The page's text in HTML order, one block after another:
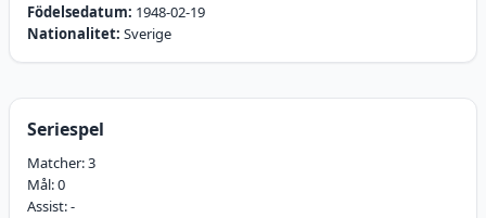
Födelsedatum: 1948-02-19
Nationalitet: Sverige
Seriespel
Matcher:3
Mål:0
Assist:-